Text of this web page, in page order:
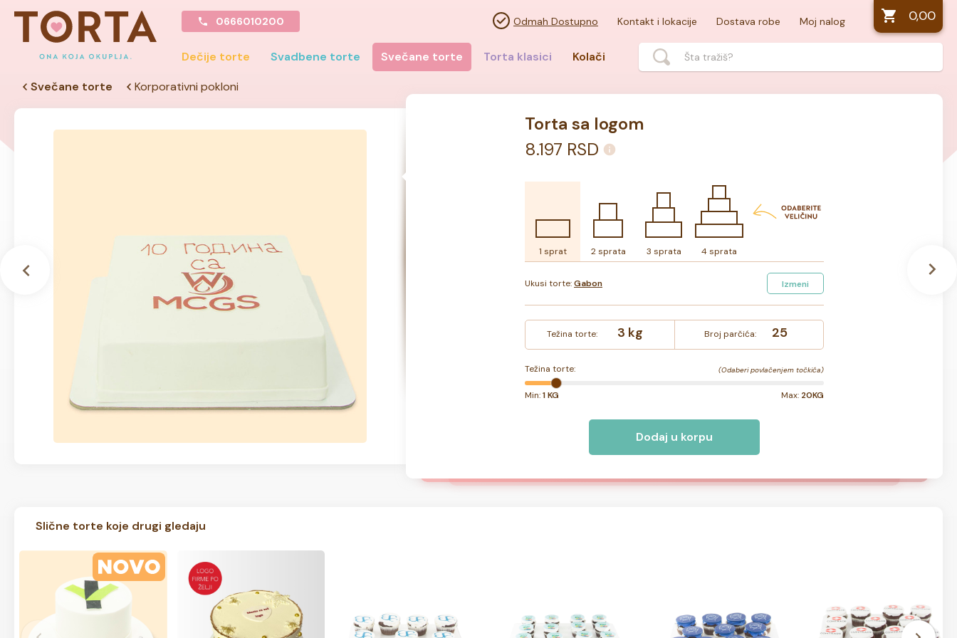
0666010200 Odmah Dostupno Kontakt i lokacije Dostava robe Moj nalog 0,00
Dečije torte Svadbene torte Svečane torte Torta klasici
Kolači
Svečane torte
Korporativni pokloni
Torta sa logom
8.197 RSD
1 sprat 2 sprata 3 sprata 4 sprata
Ukusi torte:Gabon Izmeni
Težina torte: 3 kg Broj parčića: 25
Težina torte: (Odaberi povlačenjem točkića)
Min:1 KG Max: 20KG
Dodaj u korpu
Slične torte koje drugi gledaju